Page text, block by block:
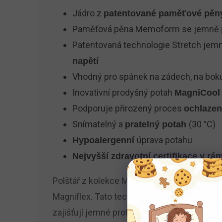
Jádro z patentované paměťové
Paměťová pěna Memoform se jemně
Patentovaná technologie Stretch
napětí
Vhodný pro spánek na zádech, na
Inovativní prodyšný potah
Podporuje přirozený proces
Snímatelný a pratelný potah (30 °C)
Hypoalergenní úprava potahu
Nejvyšší zdravotní certifikace v
Polštář z kolekce MagniStretch využívá
Magniflex. Tato technologie funguje na
zajišťují jemné protažení meziobratlových